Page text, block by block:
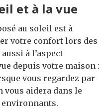
et à la vue
au soleil est à
votre confort lors des
à l’aspect
depuis votre maison :
vous regardez par
vous aidera dans le
environnants.